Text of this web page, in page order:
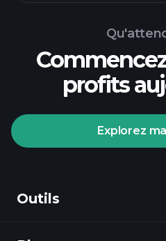
Tournois Playtrade
profits
Explorez
Outils